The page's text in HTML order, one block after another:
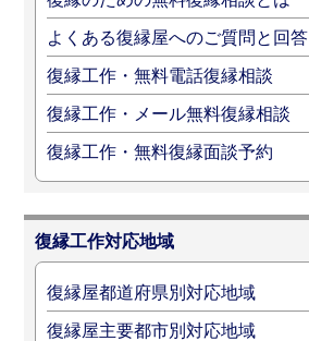
よくある復縁屋へのご質問と回答
復縁工作・無料電話復縁相談
復縁工作・メール無料復縁相談
復縁工作・無料復縁面談予約
復縁工作対応地域
復縁屋都道府県別対応地域
復縁屋主要都市別対応地域